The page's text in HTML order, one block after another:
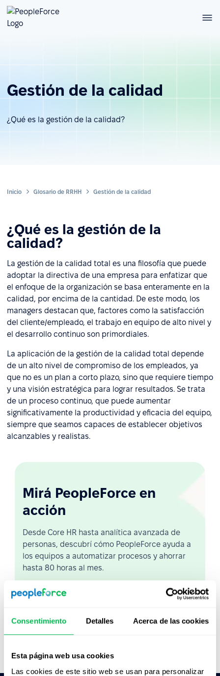
Consentimiento Detalles Acerca de las cookies
Esta página web usa cookies
Las cookies de este sitio web se usan para personalizar
Gestión de la calidad
¿Qué es la gestión de la calidad?
Inicio Glosario de RRHH Gestión de la calidad
¿Qué es la gestión de la
calidad?
La gestión de la calidad total es una filosofía que puede
adoptar la directiva de una empresa para enfatizar que
el enfoque de la organización se basa enteramente en la
calidad, por encima de la cantidad. De este modo, los
managers destacan que, factores como la satisfacción
del cliente/empleado, el trabajo en equipo de alto nivel y
el desarrollo continuo son primordiales.
La aplicación de la gestión de la calidad total depende
de un alto nivel de compromiso de los empleados, ya
que no es un plan a corto plazo, sino que requiere tiempo
y una visión estratégica para lograr resultados. Se trata
de un proceso continuo, que puede aumentar
significativamente la productividad y eficacia del equipo,
siempre que seamos capaces de establecer objetivos
alcanzables y realistas.
Mirá PeopleForce en
acción
Desde Core HR hasta analítica avanzada de
personas, descubrí cómo PeopleForce ayuda a
los equipos a automatizar procesos y ahorrar
hasta 80 horas al mes.
Ver video